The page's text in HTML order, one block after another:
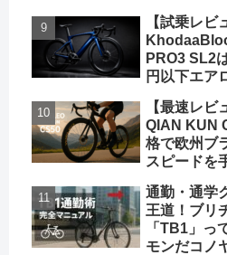
グランツー
【試乗レビ
PRO3 SL2
円以下エア
斬る
【最速レビ
QIAN KUN
格で欧州ブ
スピードを
通勤・通学
王道！ブリ
「TB1」っ
モンだコノ